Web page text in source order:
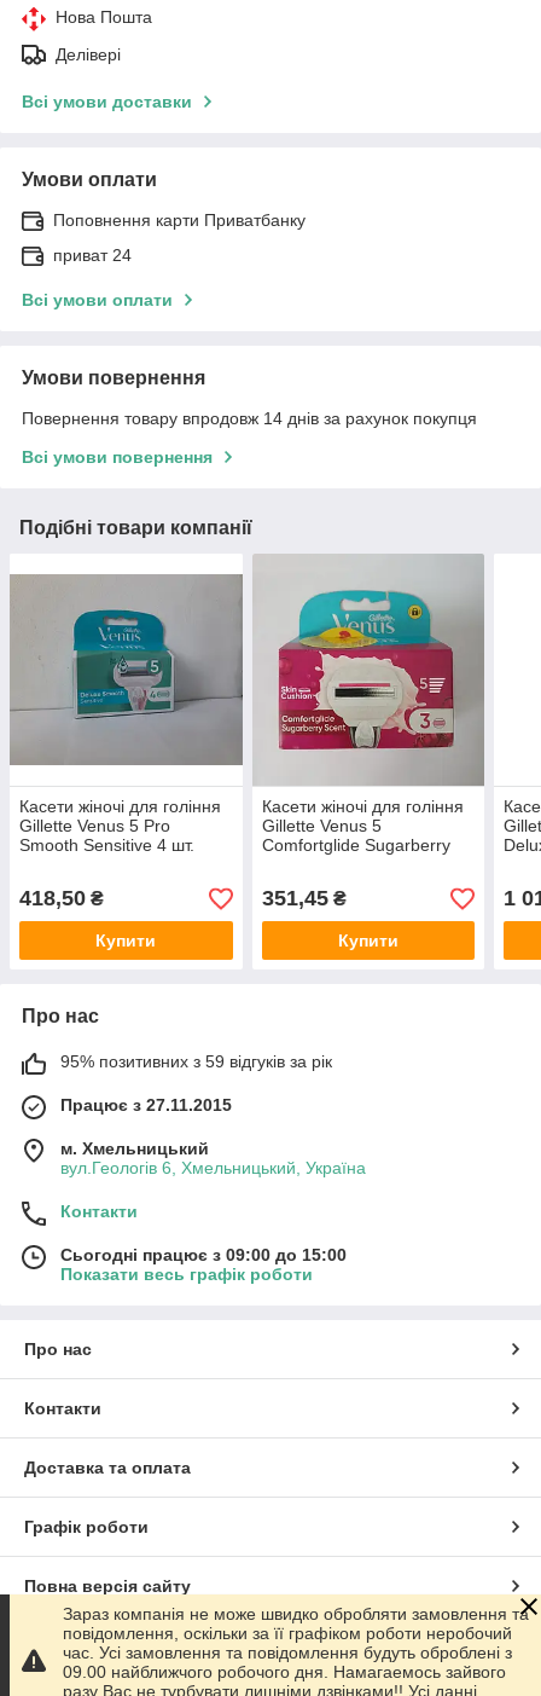
Нова Пошта
Делівері
Всі умови доставки
Умови оплати
Поповнення карти Приватбанку
приват 24
Всі умови оплати
Умови повернення
Повернення товару впродовж 14 днів за рахунок покупця
Всі умови повернення
Подібні товари компанії
Касети жіночі для гоління
Gillette Venus 5 Pro
Smooth Sensitive 4 шт.
418,50 ₴
Купити
Касети жіночі для гоління
Gillette Venus 5
Comfortglide Sugarberry
351,45₴
Купити
1
Про нас
95% позитивних з 59 відгуків за рік
Працює з 27.11.2015
м. Хмельницький
вул.Геологів 6, Хмельницький, Україна
Контакти
Сьогодні працює з 09:00 до 15:00
Показати весь графік роботи
Про нас
Контакти
Доставка та оплата
Графік роботи
Повна версія сайту
Сайт створено на маркетплейсіProm.ua
Зараз компанія не може швидко обробляти замовлення та
повідомлення, оскільки за її графіком роботи неробочий
час. Усі замовлення та повідомлення будуть оброблені з
09.00 найближчого робочого дня. Намагаемось зайвого
разу Вас не турбувати лишніми дзвінками!! Усі данні